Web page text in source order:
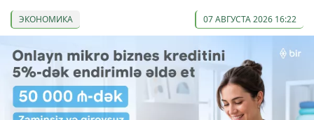
ЭКОНОМИКА 07 АВГУСТА 2026 16:22